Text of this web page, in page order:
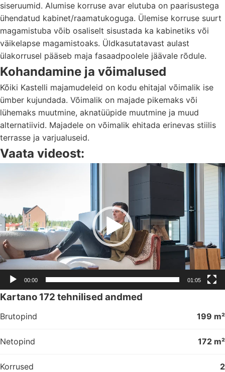
siseruumid. Alumise korruse avar elutuba on paarisustega
ühendatud kabinet/raamatukoguga. Ülemise korruse suurt
magamistuba võib osaliselt sisustada ka kabinetiks või
väikelapse magamistoaks. Üldkasutatavast aulast
ülakorrusel pääseb maja fasaadpoolele jäävale rõdule.
Kohandamine ja võimalused
Kõiki Kastelli majamudeleid on kodu ehitajal võimalik ise
ümber kujundada. Võimalik on majade pikemaks või
lühemaks muutmine, aknatüüpide muutmine ja muud
alternatiivid. Majadele on võimalik ehitada erinevas stiilis
terrasse ja varjualuseid.
Vaata videost:
00:00 01:05
Kartano 172 tehnilised andmed
Brutopind 199 m²
Netopind 172 m²
Korrused 2